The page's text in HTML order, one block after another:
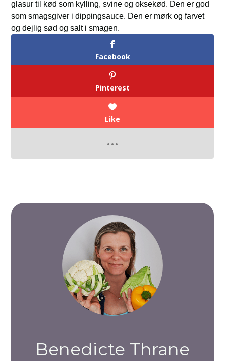
glasur til kød som kylling, svine og oksekød. Den er god
som smagsgiver i dippingsauce. Den er mørk og farvet
og dejlig sød og salt i smagen.
Facebook
Pinterest
Like
Benedicte Thrane